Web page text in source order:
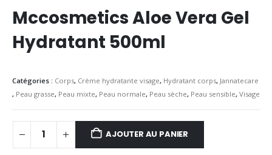
Mccosmetics Aloe Vera Gel
Hydratant 500ml
Catégories : Corps, Crème hydratante visage, Hydratant corps, Jannatecare
, Peau grasse, Peau mixte, Peau normale, Peau sèche, Peau sensible, Visage
AJOUTER AU PANIER